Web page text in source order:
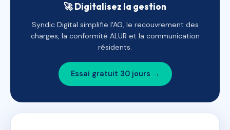
🚀 Digitalisez la gestion
Syndic Digital simplifie l'AG, le recouvrement des
charges, la conformité ALUR et la communication
résidents.
Essai gratuit 30 jours →